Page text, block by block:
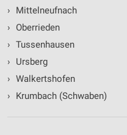
›
Mittelneufnach
›
Oberrieden
› Tussenhausen
›
Ursberg
› Walkertshofen
›
Krumbach (Schwaben)